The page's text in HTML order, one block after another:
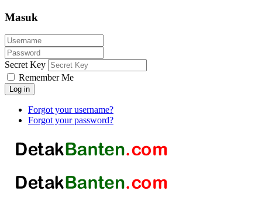
Masuk
Secret Key
Remember Me
Log in
Forgot your username?
Forgot your password?